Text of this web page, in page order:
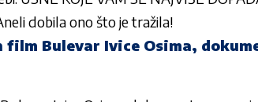
dobila ono što je tražila!
Bulevar Ivice Osima,